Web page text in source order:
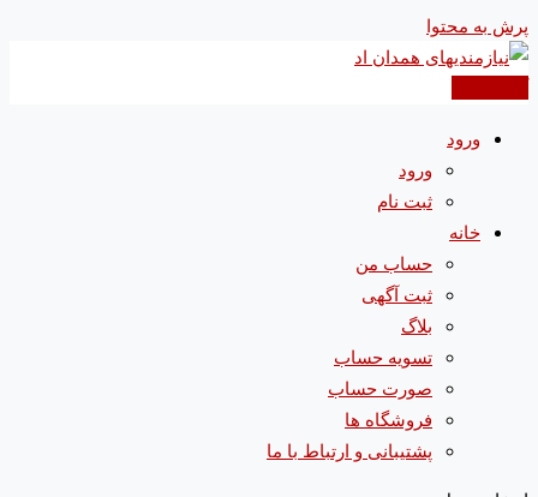
پرش به محتوا
ورود
ورود
ثبت نام
خانه
حساب من
ثبت آگهی
بلاگ
تسویه حساب
صورت حساب
فروشگاه ها
پشتیبانی و ارتباط با ما